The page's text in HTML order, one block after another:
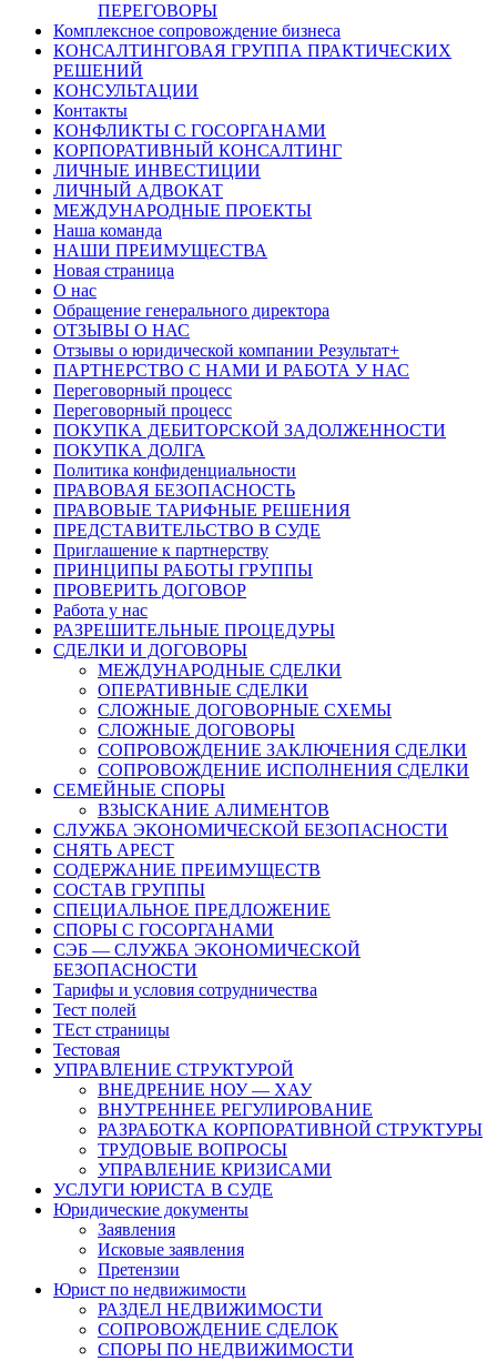
ПЕРЕГОВОРЫ
Комплексное сопровождение бизнеса
КОНСАЛТИНГОВАЯ ГРУППА ПРАКТИЧЕСКИХ
РЕШЕНИЙ
КОНСУЛЬТАЦИИ
Контакты
КОНФЛИКТЫ С ГОСОРГАНАМИ
КОРПОРАТИВНЫЙ КОНСАЛТИНГ
ЛИЧНЫЕ ИНВЕСТИЦИИ
ЛИЧНЫЙ АДВОКАТ
МЕЖДУНАРОДНЫЕ ПРОЕКТЫ
Наша команда
НАШИ ПРЕИМУЩЕСТВА
Новая страница
О нас
Обращение генерального директора
ОТЗЫВЫ О НАС
Отзывы о юридической компании Результат+
ПАРТНЕРСТВО С НАМИ И РАБОТА У НАС
Переговорный процесс
Переговорный процесс
ПОКУПКА ДЕБИТОРСКОЙ ЗАДОЛЖЕННОСТИ
ПОКУПКА ДОЛГА
Политика конфиденциальности
ПРАВОВАЯ БЕЗОПАСНОСТЬ
ПРАВОВЫЕ ТАРИФНЫЕ РЕШЕНИЯ
ПРЕДСТАВИТЕЛЬСТВО В СУДЕ
Приглашение к партнерству
ПРИНЦИПЫ РАБОТЫ ГРУППЫ
ПРОВЕРИТЬ ДОГОВОР
Работа у нас
РАЗРЕШИТЕЛЬНЫЕ ПРОЦЕДУРЫ
СДЕЛКИ И ДОГОВОРЫ
МЕЖДУНАРОДНЫЕ СДЕЛКИ
ОПЕРАТИВНЫЕ СДЕЛКИ
СЛОЖНЫЕ ДОГОВОРНЫЕ СХЕМЫ
СЛОЖНЫЕ ДОГОВОРЫ
СОПРОВОЖДЕНИЕ ЗАКЛЮЧЕНИЯ СДЕЛКИ
СОПРОВОЖДЕНИЕ ИСПОЛНЕНИЯ СДЕЛКИ
СЕМЕЙНЫЕ СПОРЫ
ВЗЫСКАНИЕ АЛИМЕНТОВ
СЛУЖБА ЭКОНОМИЧЕСКОЙ БЕЗОПАСНОСТИ
СНЯТЬ АРЕСТ
СОДЕРЖАНИЕ ПРЕИМУЩЕСТВ
СОСТАВ ГРУППЫ
СПЕЦИАЛЬНОЕ ПРЕДЛОЖЕНИЕ
СПОРЫ С ГОСОРГАНАМИ
СЭБ — СЛУЖБА ЭКОНОМИЧЕСКОЙ
БЕЗОПАСНОСТИ
Тарифы и условия сотрудничества
Тест полей
ТЕст страницы
Тестовая
УПРАВЛЕНИЕ СТРУКТУРОЙ
ВНЕДРЕНИЕ НОУ — ХАУ
ВНУТРЕННЕЕ РЕГУЛИРОВАНИЕ
РАЗРАБОТКА КОРПОРАТИВНОЙ СТРУКТУРЫ
ТРУДОВЫЕ ВОПРОСЫ
УПРАВЛЕНИЕ КРИЗИСАМИ
УСЛУГИ ЮРИСТА В СУДЕ
Юридические документы
Заявления
Исковые заявления
Претензии
Юрист по недвижимости
РАЗДЕЛ НЕДВИЖИМОСТИ
СОПРОВОЖДЕНИЕ СДЕЛОК
СПОРЫ ПО НЕДВИЖИМОСТИ